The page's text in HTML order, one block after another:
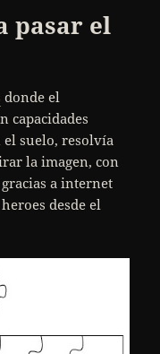
pasar el
donde el
capacidades
suelo, resolvía
la imagen, con
a internet
desde el